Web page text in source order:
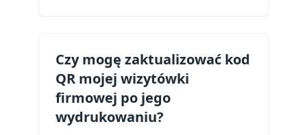
Czy mogę zaktualizować kod
QR mojej wizytówki
firmowej po jego
wydrukowaniu?